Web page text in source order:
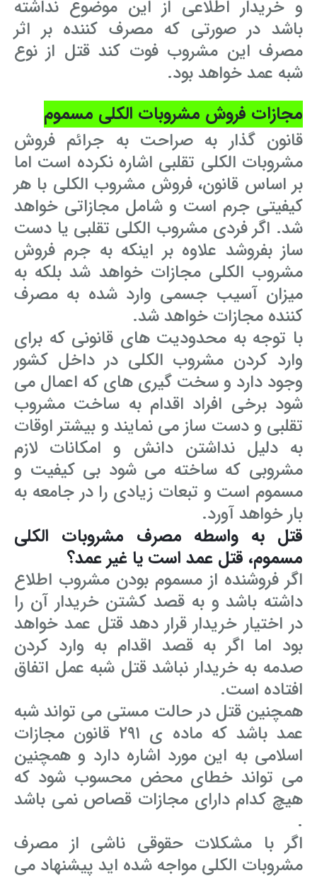
و خریدار اطلاعی از این موضوع نداشته
باشد در صورتی که مصرف کننده بر اثر
مصرف این مشروب فوت کند قتل از نوع
شبه عمد خواهد بود.
مجازات فروش مشروبات الکلی مسموم
قانون گذار به صراحت به جرائم فروش
مشروبات الکلی تقلبی اشاره نکرده است اما
بر اساس قانون، فروش مشروب الکلی با هر
کیفیتی جرم است و شامل مجازاتی خواهد
شد. اگر فردی مشروب الکلی تقلبی یا دست
ساز بفروشد علاوه بر اینکه به جرم فروش
مشروب الکلی مجازات خواهد شد بلکه به
میزان آسیب جسمی وارد شده به مصرف
کننده مجازات خواهد شد.
با توجه به محدودیت های قانونی که برای
وارد کردن مشروب الکلی در داخل کشور
وجود دارد و سخت گیری های که اعمال می
شود برخی افراد اقدام به ساخت مشروب
تقلبی و دست ساز می نمایند و بیشتر اوقات
به دلیل نداشتن دانش و امکانات لازم
مشروبی که ساخته می شود بی کیفیت و
مسموم است و تبعات زیادی را در جامعه به
بار خواهد آورد.
قتل به واسطه مصرف مشروبات الکلی
مسموم، قتل عمد است یا غیر عمد؟
اگر فروشنده از مسموم بودن مشروب اطلاع
داشته باشد و به قصد کشتن خریدار آن را
در اختیار خریدار قرار دهد قتل عمد خواهد
بود اما اگر به قصد اقدام به وارد کردن
صدمه به خریدار نباشد قتل شبه عمل اتفاق
افتاده است.
همچنین قتل در حالت مستی می تواند شبه
عمد باشد که ماده ی ۲۹۱ قانون مجازات
اسلامی به این مورد اشاره دارد و همچنین
می تواند خطای محض محسوب شود که
هیچ کدام دارای مجازات قصاص نمی باشد
.
اگر با مشکلات حقوقی ناشی از مصرف
مشروبات الکلی مواجه شده اید پیشنهاد می